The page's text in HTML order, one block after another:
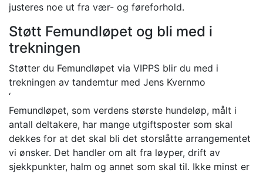
justeres noe ut fra vær- og føreforhold.
Støtt Femundløpet og bli med i
trekningen
Støtter du Femundløpet via VIPPS blir du med i
trekningen av tandemtur med Jens Kvernmo
‘
Femundløpet, som verdens største hundeløp, målt i
antall deltakere, har mange utgiftsposter som skal
dekkes for at det skal bli det storslåtte arrangementet
vi ønsker. Det handler om alt fra løyper, drift av
sjekkpunkter, halm og annet som skal til. Ikke minst er